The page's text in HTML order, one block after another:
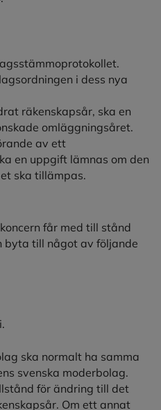
i dess nya
räkenskapsår, ska en
omläggningsåret.
av ett
en uppgift lämnas om den
ska tillämpas.
får med till stånd
byta till något av följande
ska normalt ha samma
svenska moderbolag.
för ändring till det
Om ett annat